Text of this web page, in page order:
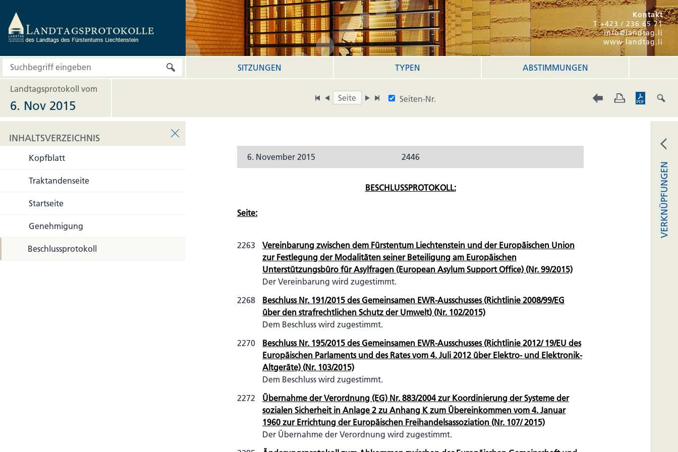
Kontakt
T +423 / 236 65 71
info@landtag.li
www.landtag.li
SITZUNGEN TYPEN ABSTIMMUNGEN
Landtagsprotokoll vom
Seiten-Nr.
6. Nov 2015
INHALTSVERZEICHNIS
Kopfblatt
Traktandenseite
Startseite
Genehmigung
Beschlussprotokoll
6. November 2015 2446
BESCHLUSSPROTOKOLL:
Seite:
2263
Vereinbarung zwischen dem Fürstentum Liechtenstein und der Europäischen Union
zur Festlegung der Modalitäten seiner Beteiligung am Europäischen
Unterstützungsbüro für Asylfragen (European Asylum Support Office) (Nr. 99/2015)
Der Vereinbarung wird zugestimmt.
2268
Beschluss Nr. 191/2015 des Gemeinsamen EWR-Ausschusses (Richtlinie 2008/99/EG
über den strafrechtlichen Schutz der Umwelt) (Nr. 102/2015)
Dem Beschluss wird zugestimmt.
2270
Beschluss Nr. 195/2015 des Gemeinsamen EWR-Ausschusses (Richtlinie 2012/ 19/EU des
Europäischen Parlaments und des Rates vom 4. Juli 2012 über Elektro- und Elektronik-
Altgeräte) (Nr. 103/2015)
Dem Beschluss wird zugestimmt.
2272
Übernahme der Verordnung (EG) Nr. 883/2004 zur Koordinierung der Systeme der
sozialen Sicherheit in Anlage 2 zu Anhang K zum Übereinkommen vom 4. Januar
1960 zur Errichtung der Europäischen Freihandelsassoziation (Nr. 107/ 2015)
Der Übernahme der Verordnung wird zugestimmt.
VERKNÜPFUNGEN